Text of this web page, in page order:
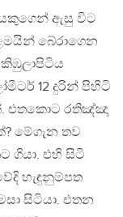
ඇසු විට
බේරාගෙන
12 දුරින් පිහිටි
එතකොට රතිඤ්ඤා
මේගැන තව
ගියා. එහි සිටි
හැඳුනුම්පත
සිටියා. එතන